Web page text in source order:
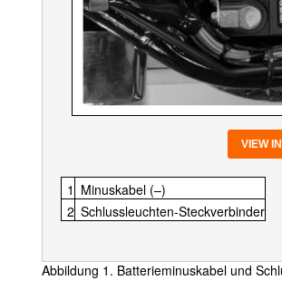
VIEW
1 Minuskabel (–)
2 Schlussleuchten-Steckverbinder
Abbildung 1. Batterieminuskabel und